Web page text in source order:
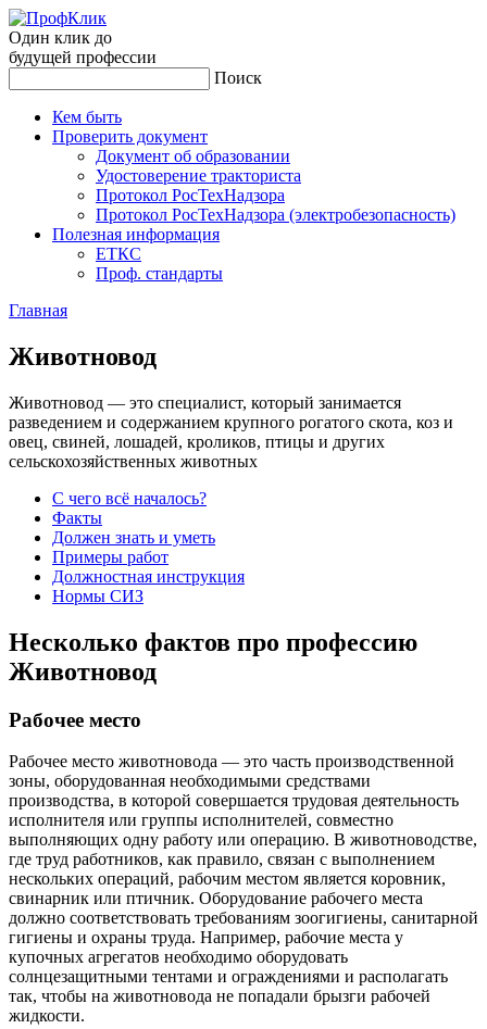
Один клик до
будущей профессии
Поиск
Кем быть
Проверить документ
Документ об образовании
Удостоверение тракториста
Протокол РосТехНадзора
Протокол РосТехНадзора (электробезопасность)
Полезная информация
ЕТКС
Проф. стандарты
Главная
Жи­вот­но­вод
Животновод — это специалист, который занимается
разведением и содержанием крупного рогатого скота, коз и
овец, свиней, лошадей, кроликов, птицы и других
сельскохозяйственных животных
С чего всё началось?
Факты
Должен знать и уметь
Примеры работ
Должностная инструкция
Нормы СИЗ
Несколько фактов про профессию
Животновод
Рабочее место
Рабочее место животновода — это часть производственной
зоны, оборудованная необходимыми средствами
производства, в которой совершается трудовая деятельность
исполнителя или группы исполнителей, совместно
выполняющих одну работу или операцию. В животноводстве,
где труд работников, как правило, связан с выполнением
нескольких операций, рабочим местом является коровник,
свинарник или птичник. Оборудование рабочего места
должно соответствовать требованиям зоогигиены, санитарной
гигиены и охраны труда. Например, рабочие места у
купочных агрегатов необходимо оборудовать
солнцезащитными тентами и ограждениями и располагать
так, чтобы на животновода не попадали брызги рабочей
жидкости.